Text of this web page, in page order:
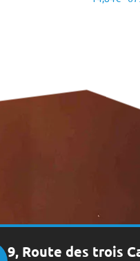
9, Route des trois